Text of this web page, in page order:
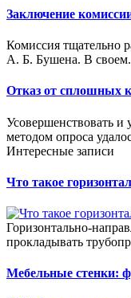
Заключение
Комиссия тщательно
А. Б. Бушена. В
Отказ от сплошных
Усовершенствовать и
методом опроса
Интересные записи
Что такое
Горизонтально-
прокладывать
Мебельные стенки: